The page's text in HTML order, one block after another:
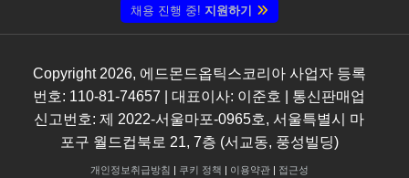
채용 진행 중! 지원하기
Copyright 2026, 에드몬드옵틱스코리아 사업자 등록
번호: 110-81-74657 | 대표이사: 이준호 | 통신판매업
신고번호: 제 2022-서울마포-0965호, 서울특별시 마
포구 월드컵북로 21, 7층 (서교동, 풍성빌딩)
개인정보취급방침 | 쿠키 정책 | 이용약관| 접근성